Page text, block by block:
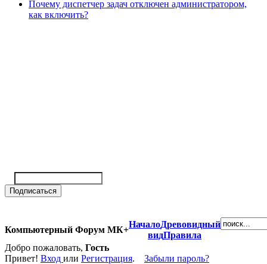
Почему диспетчер задач отключен администратором,
как включить?
Компьютерный Форум МК+
НачалоДревовидный
видПравила
Добро пожаловать, Гость
Привет! Вход или Регистрация. Забыли пароль?